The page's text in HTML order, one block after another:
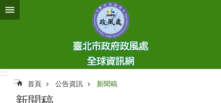
跳到主要內容區塊
:::
:::
首頁 公告資訊 新聞稿